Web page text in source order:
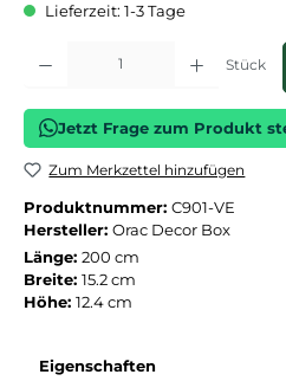
Lieferzeit: 1-3 Tage
Produkt Anzahl: Gib den gewünschten
Stück
Jetzt Frage zum Produkt
Zum Merkzettel hinzufügen
Produktnummer: C901-VE
Hersteller: Orac Decor Box
Länge: 200 cm
Breite: 15.2 cm
Höhe: 12.4 cm
Eigenschaften